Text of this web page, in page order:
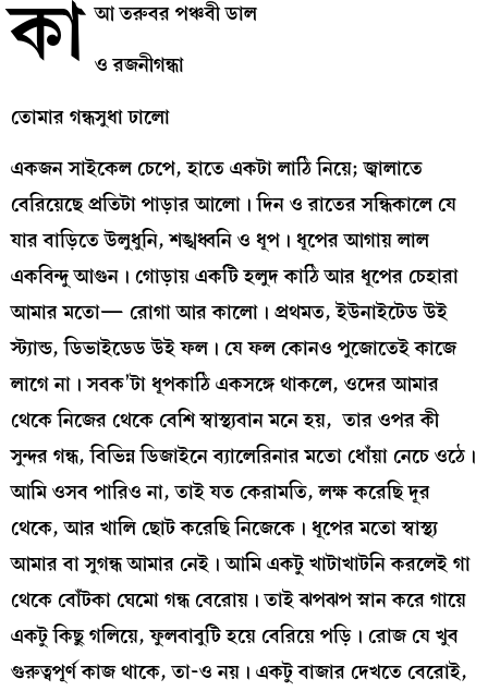
কা আ তরুবর পঞ্চবী ডাল
ও রজনীগন্ধা
তোমার গন্ধসুধা ঢালো
একজন সাইকেল চেপে, হাতে একটা লাঠি নিয়ে; জ্বালাতে
বেরিয়েছে প্রতিটা পাড়ার আলো। দিন ও রাতের সন্ধিকালে যে
যার বাড়িতে উলুধুনি, শঙ্খধ্বনি ও ধূপ। ধূপের আগায় লাল
একবিন্দু আগুন। গোড়ায় একটি হলুদ কাঠি আর ধূপের চেহারা
আমার মতো— রোগা আর কালো। প্রথমত, ইউনাইটেড উই
স্ট্যান্ড, ডিভাইডেড উই ফল। যে ফল কোনও পুজোতেই কাজে
লাগে না। সবক’টা ধূপকাঠি একসঙ্গে থাকলে, ওদের আমার
থেকে নিজের থেকে বেশি স্বাস্থ্যবান মনে হয়, তার ওপর কী
সুন্দর গন্ধ, বিভিন্ন ডিজাইনে ব্যালেরিনার মতো ধোঁয়া নেচে ওঠে।
আমি ওসব পারিও না, তাই যত কেরামতি, লক্ষ করেছি দূর
থেকে, আর খালি ছোট করেছি নিজেকে। ধূপের মতো স্বাস্থ্য
আমার বা সুগন্ধ আমার নেই। আমি একটু খাটাখাটনি করলেই গা
থেকে বোঁটকা ঘেমো গন্ধ বেরোয়। তাই ঝপঝপ স্নান করে গায়ে
একটু কিছু গলিয়ে, ফুলবাবুটি হয়ে বেরিয়ে পড়ি। রোজ যে খুব
গুরুত্বপূর্ণ কাজ থাকে, তা-ও নয়। একটু বাজার দেখতে বেরোই,